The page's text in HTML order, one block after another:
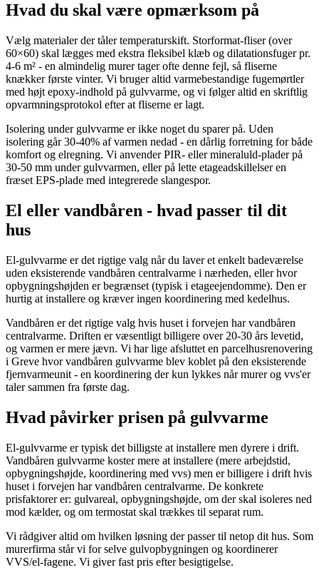
Hvad du skal være opmærksom på
Vælg materialer der tåler temperaturskift. Storformat-fliser (over
60×60) skal lægges med ekstra fleksibel klæb og dilatationsfuger pr.
4-6 m² - en almindelig murer tager ofte denne fejl, så fliserne
knækker første vinter. Vi bruger altid varmebestandige fugemørtler
med højt epoxy-indhold på gulvvarme, og vi følger altid en skriftlig
opvarmningsprotokol efter at fliserne er lagt.
Isolering under gulvvarme er ikke noget du sparer på. Uden
isolering går 30-40% af varmen nedad - en dårlig forretning for både
komfort og elregning. Vi anvender PIR- eller mineraluld-plader på
30-50 mm under gulvvarmen, eller på lette etageadskillelser en
fræset EPS-plade med integrerede slangespor.
El eller vandbåren - hvad passer til dit
hus
El-gulvvarme er det rigtige valg når du laver et enkelt badeværelse
uden eksisterende vandbåren centralvarme i nærheden, eller hvor
opbygningshøjden er begrænset (typisk i etageejendomme). Den er
hurtig at installere og kræver ingen koordinering med kedelhus.
Vandbåren er det rigtige valg hvis huset i forvejen har vandbåren
centralvarme. Driften er væsentligt billigere over 20-30 års levetid,
og varmen er mere jævn. Vi har lige afsluttet en parcelhusrenovering
i Greve hvor vandbåren gulvvarme blev koblet på den eksisterende
fjernvarmeunit - en koordinering der kun lykkes når murer og vvs'er
taler sammen fra første dag.
Hvad påvirker prisen på gulvvarme
El-gulvvarme er typisk det billigste at installere men dyrere i drift.
Vandbåren gulvvarme koster mere at installere (mere arbejdstid,
opbygningshøjde, koordinering med vvs) men er billigere i drift hvis
huset i forvejen har vandbåren centralvarme. De konkrete
prisfaktorer er: gulvareal, opbygningshøjde, om der skal isoleres ned
mod kælder, og om termostat skal trækkes til separat rum.
Vi rådgiver altid om hvilken løsning der passer til netop dit hus. Som
murerfirma står vi for selve gulvopbygningen og koordinerer
VVS/el-fagene. Vi giver fast pris efter besigtigelse.